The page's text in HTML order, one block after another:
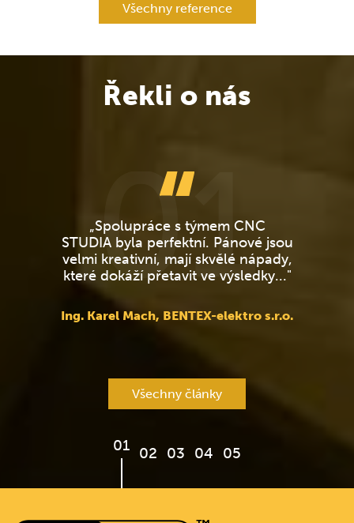
Všechny reference
Řekli o nás
01
„Spolupráce s týmem CNC
STUDIA byla perfektní. Pánové jsou
velmi kreativní, mají skvělé nápady,
které dokáží přetavit ve výsledky..."
Ing. Karel Mach, BENTEX-elektro s.r.o.
01 02 03 04 05
Všechny články